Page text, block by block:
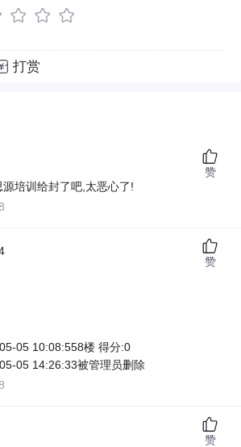
打赏
培训给封了吧,太恶心了!
赞
05 10:08:558楼 得分:0
05 14:26:33被管理员删除
赞
赞